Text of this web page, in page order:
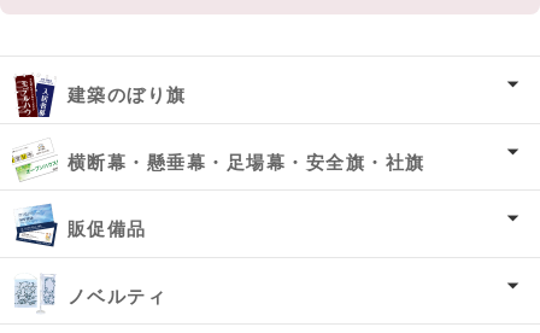
建築のぼり旗
横断幕・懸垂幕・足場幕・安全旗・社旗
販促備品
ノベルティ